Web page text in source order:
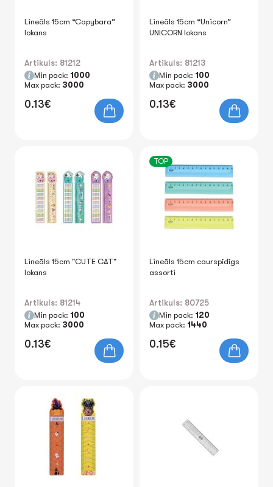
Lineāls 15cm “Capybara”
lokans
Artikuls: 81212
Min pack: 1000
Max pack: 3000
0.13€
Lineāls 15cm “Unicorn”
UNICORN lokans
Artikuls: 81213
Min pack: 100
Max pack: 3000
0.13€
Lineāls 15cm "CUTE CAT"
lokans
Artikuls: 81214
Min pack: 100
Max pack: 3000
0.13€
TOP
Lineāls 15cm caurspīdīgs
assorti
Artikuls: 80725
Min pack: 120
Max pack: 1440
0.15€